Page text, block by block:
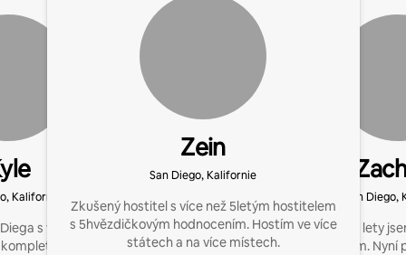
Kalifornie
s více než 5letou
nastavení
Zein
San Diego, Kalifornie
Zkušený hostitel s více než 5letým hostitelem
s 5hvězdičkovým hodnocením. Hostím ve více
státech a na více místech.
San
Před několika lety
jedním domem. Nyní pomáhám ostatním